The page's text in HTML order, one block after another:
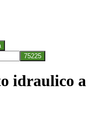
idraulico a